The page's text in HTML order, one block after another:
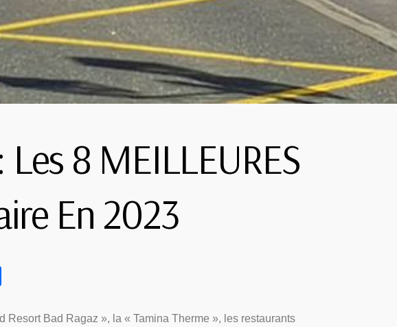
Les 8 MEILLEURES
En 2023
Resort Bad Ragaz », la « Tamina Therme », les restaurants